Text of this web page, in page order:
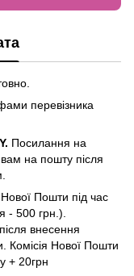
перевізника
Посилання на
на пошту після
Пошти під час
- 500 грн.).
внесення
Комісія Нової Пошти
+ 20грн